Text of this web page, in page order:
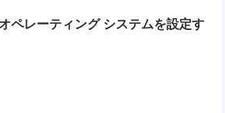
ペレーティング システムを設定す